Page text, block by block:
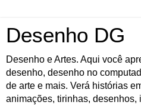
Desenho DG
Desenho e Artes. Aqui você
desenho, desenho no
de arte e mais. Verá histórias
animações, tirinhas, desenhos,